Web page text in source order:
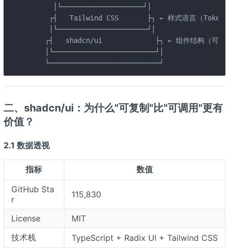
      │└────────────────────┘│
┌┤   Tailwind CSS       ├┐ ← 样式语言（Token
     │└──────────────────────┘│
┌┤   shadcn/ui             ├┐ ← 组件结构（可复
    │└─────────────────────────┘│
    └───────────────────────────┘
二、shadcn/ui：为什么"可复制"比"可调用"更有
价值？
2.1 数据透视
指标
数值
GitHub Sta
r
115,830
License
MIT
技术栈
TypeScript + Radix UI + Tailwind CSS